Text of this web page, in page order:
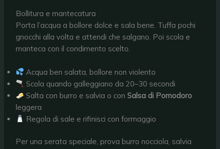
Bollitura e mantecatura
Porta l’acqua a bollore dolce e sala bene. Tuffa pochi
gnocchi alla volta e attendi che salgano. Poi scola e
manteca con il condimento scelto.
Acqua ben salata, bollore non violento
Scola quando galleggiano da 20–30 secondi
Salta con burro e salvia o conSalsa di Pomodoro
leggera
Regola di sale e rifinisci con formaggio
Per una serata speciale, prova burro nocciola, salvia